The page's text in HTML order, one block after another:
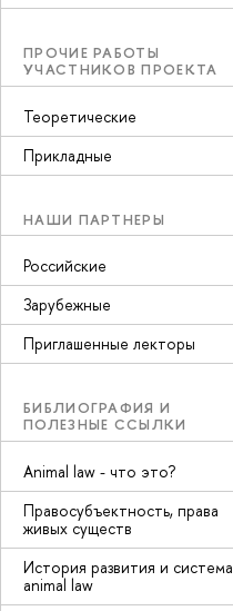
ПРОЧИЕ РАБОТЫ
УЧАСТНИКОВ ПРОЕКТА
Теоретические
Прикладные
НАШИ ПАРТНЕРЫ
Российские
Зарубежные
Приглашенные лекторы
БИБЛИОГРАФИЯ И
ПОЛЕЗНЫЕ ССЫЛКИ
Animal law - что это?
Правосубъектность, права
живых существ
История развития и система
animal law